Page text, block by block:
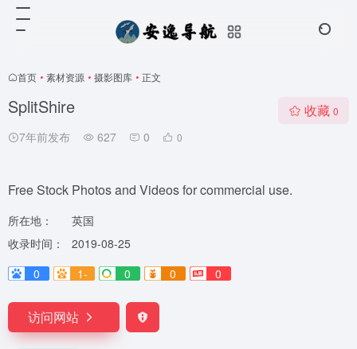
首页 • 素材资源 • 摄影图库 • 正文
SplitShire
7年前发布 627 0 0
收藏 0
Free Stock Photos and Videos for commercial use.
所在地：
英国
收录时间：
2019-08-25
0
1- 0 0 0
访问网站